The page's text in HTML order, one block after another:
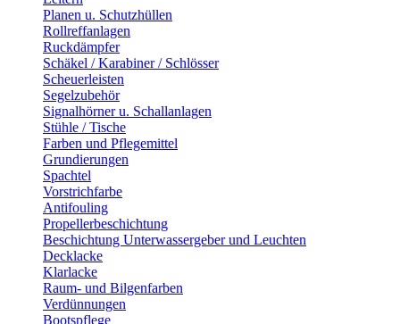
Planen u. Schutzhüllen
Rollreffanlagen
Ruckdämpfer
Schäkel / Karabiner / Schlösser
Scheuerleisten
Segelzubehör
Signalhörner u. Schallanlagen
Stühle / Tische
Farben und Pflegemittel
Grundierungen
Spachtel
Vorstrichfarbe
Antifouling
Propellerbeschichtung
Beschichtung Unterwassergeber und Leuchten
Decklacke
Klarlacke
Raum- und Bilgenfarben
Verdünnungen
Bootspflege